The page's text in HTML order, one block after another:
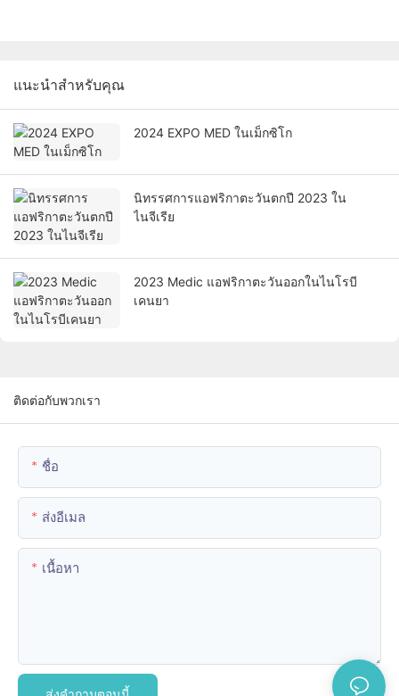
แนะนำสำหรับคุณ
2024 EXPO MED ในเม็กซิโก
นิทรรศการแอฟริกาตะวันตกปี 2023 ใน
ไนจีเรีย
2023 Medic แอฟริกาตะวันออกในไนโรบี
เคนยา
ติดต่อกับพวกเรา
ชื่อ
ส่งอีเมล
เนื้อหา